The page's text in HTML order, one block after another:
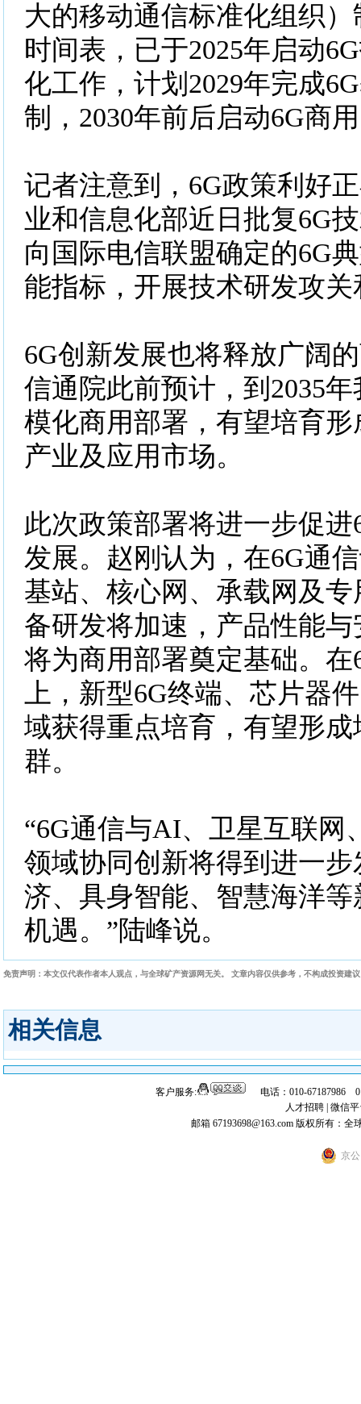
大的移动通信标准化组织
时间表，已于2025年启动
化工作，计划2029年完成
制，2030年前后启动6G商
记者注意到，6G政策利好
业和信息化部近日批复6G
向国际电信联盟确定的6G
能指标，开展技术研发攻
6G创新发展也将释放广阔
信通院此前预计，到2035
模化商用部署，有望培育
产业及应用市场。
此次政策部署将进一步促
发展。赵刚认为，在6G通
基站、核心网、承载网及
备研发将加速，产品性能
将为商用部署奠定基础。
上，新型6G终端、芯片器
域获得重点培育，有望形
群。
“6G通信与AI、卫星互联网
领域协同创新将得到进一
济、具身智能、智慧海洋
机遇。”陆峰说。
免责声明：本文仅代表作者本人观点，与全球矿产资源网无关。 文章内容仅供参考，不构成投资建
相关信息
客户服务:
电话：010-67187986
人才招聘 微信
邮箱 67193698@163.com 版权所有：全
京公